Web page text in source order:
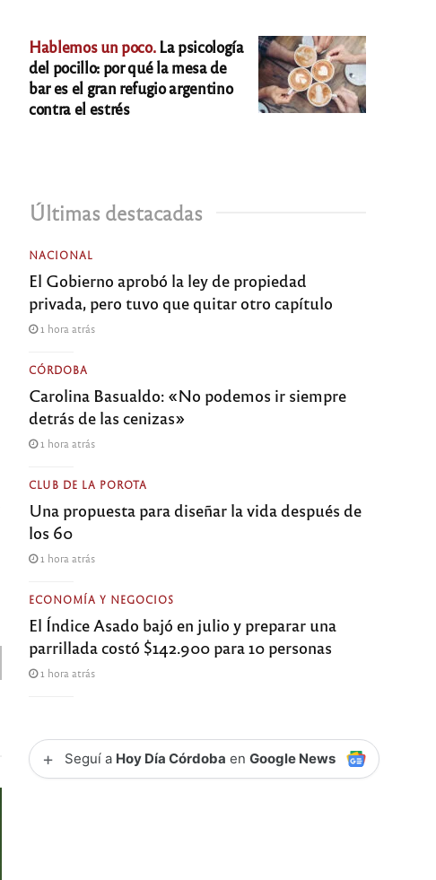
Hablemos un poco.La psicología
del pocillo: por qué la mesa de
bar es el gran refugio argentino
contra el estrés
Últimas destacadas
NACIONAL
El Gobierno aprobó la ley de propiedad
privada, pero tuvo que quitar otro capítulo
1 hora atrás
CÓRDOBA
Carolina Basualdo: «No podemos ir siempre
detrás de las cenizas»
1 hora atrás
CLUB DE LA POROTA
Una propuesta para diseñar la vida después de
los 60
1 hora atrás
ECONOMÍA Y NEGOCIOS
El Índice Asado bajó en julio y preparar una
parrillada costó $142.900 para 10 personas
1 hora atrás
+ Seguí a Hoy Día Córdoba enGoogle News